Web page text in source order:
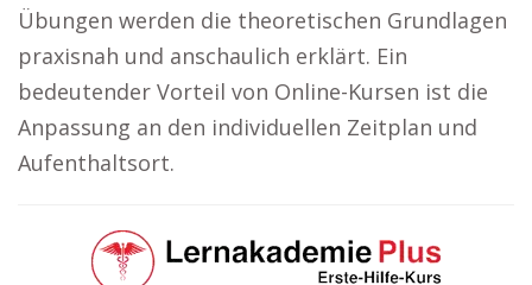
Übungen werden die theoretischen Grundlagen
praxisnah und anschaulich erklärt. Ein
bedeutender Vorteil von Online-Kursen ist die
Anpassung an den individuellen Zeitplan und
Aufenthaltsort.